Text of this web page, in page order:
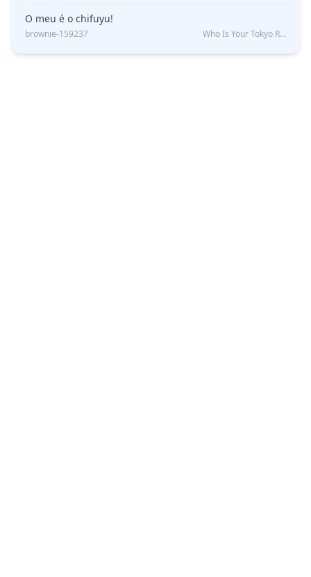
O meu é o chifuyu!
brownie-159237 Who Is Your Tokyo Revengers Boyfriend?